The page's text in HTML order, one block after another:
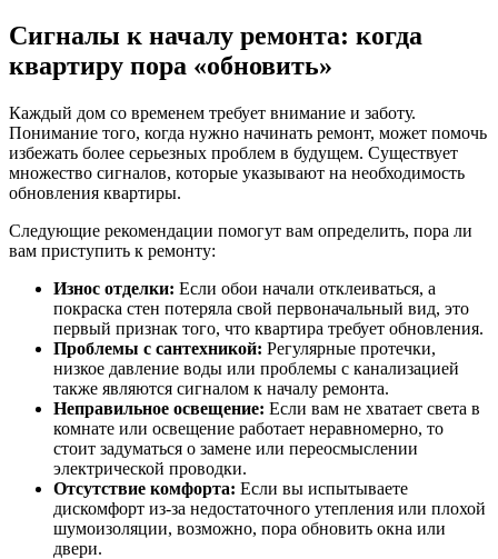
Сигналы к началу ремонта: когда
квартиру пора «обновить»
Каждый дом со временем требует внимание и заботу.
Понимание того, когда нужно начинать ремонт, может помочь
избежать более серьезных проблем в будущем. Существует
множество сигналов, которые указывают на необходимость
обновления квартиры.
Следующие рекомендации помогут вам определить, пора ли
вам приступить к ремонту:
Износ отделки: Если обои начали отклеиваться, а
покраска стен потеряла свой первоначальный вид, это
первый признак того, что квартира требует обновления.
Проблемы с сантехникой: Регулярные протечки,
низкое давление воды или проблемы с канализацией
также являются сигналом к началу ремонта.
Неправильное освещение: Если вам не хватает света в
комнате или освещение работает неравномерно, то
стоит задуматься о замене или переосмыслении
электрической проводки.
Отсутствие комфорта: Если вы испытываете
дискомфорт из-за недостаточного утепления или плохой
шумоизоляции, возможно, пора обновить окна или
двери.